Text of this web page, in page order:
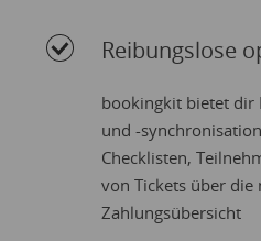
Reibungslose
bookingkit bietet dir
und -
Checklisten,
von Tickets über
Zahlungsübersicht